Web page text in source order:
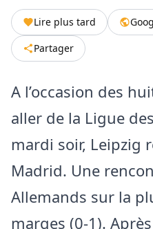
Lire plus tard
Partager
A l’occasion des
aller de la Ligue
mardi soir, Leipzig
Madrid. Une
Allemands sur la
marges (0-1).